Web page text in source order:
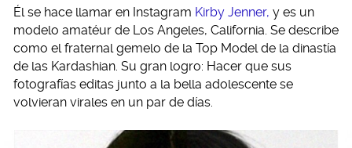
Él se hace llamar en Instagram Kirby Jenner, y es un
modelo amatéur de Los Angeles, California. Se describe
como el fraternal gemelo de la Top Model de la dinastía
de las Kardashian. Su gran logro: Hacer que sus
fotografías editas junto a la bella adolescente se
volvieran virales en un par de días.